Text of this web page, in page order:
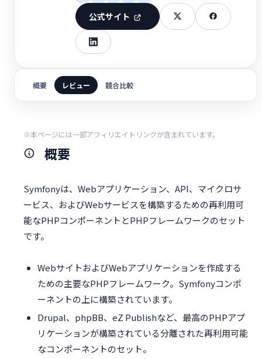
公式サイト
概要 レビュー 競合比較
※本ページには一部アフィリエイトリンクが含まれています。
概要
Symfonyは、Webアプリケーション、API、マイクロサ
ービス、およびWebサービスを構築するための再利用可
能なPHPコンポーネントとPHPフレームワークのセット
です。
WebサイトおよびWebアプリケーションを作成する
ための主要なPHPフレームワーク。Symfonyコンポ
ーネントの上に構築されています。
Drupal、phpBB、eZ Publishなど、最高のPHPアプ
リケーションが構築されている分離された再利用可能
なコンポーネントのセット。